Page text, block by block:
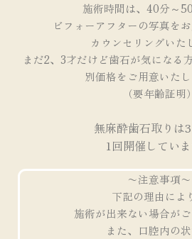
施術時間は、40分～50
ビフォーアフターの写真をお
カウンセリングいた
まだ2、3才だけど歯石が気になる
別価格をご用意いたし
（要年齢証明）
無麻酔歯石取りは
1回開催していま
〜注意事項〜
下記の理由によ
施術が出来ない場合がご
また、口腔内の